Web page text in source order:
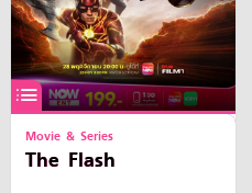
Movie & Series
The Flash